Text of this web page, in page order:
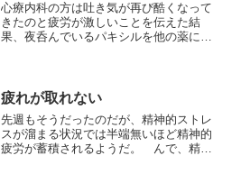
心療内科の方は吐き気が再び酷くなって
きたのと疲労が激しいことを伝えた結
果、夜呑んでいるパキシルを他の薬に変
ラの結果を基に主治医と検討...
疲れが取れない
先週もそうだったのだが、精神的ストレ
スが溜まる状況では半端無いほど精神的
疲労が蓄積されるようだ。 んで、精神